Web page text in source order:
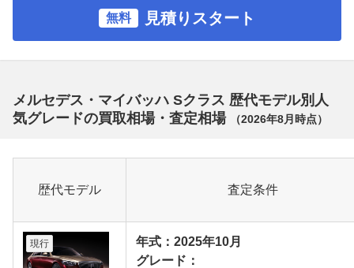
無料 見積りスタート
メルセデス・マイバッハ Sクラス 歴代モデル別人
気グレードの買取相場・査定相場
（2026年8月 時点）
歴代モデル 査定条件
現行
年式：2025年10月
グレード：